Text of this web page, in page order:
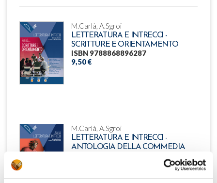
M.Carlà, A.Sgroi
LETTERATURA E INTRECCI -
SCRITTURE E ORIENTAMENTO
ISBN 9788868896287
9,50 €
M.Carlà, A.Sgroi
LETTERATURA E INTRECCI -
ANTOLOGIA DELLA COMMEDIA